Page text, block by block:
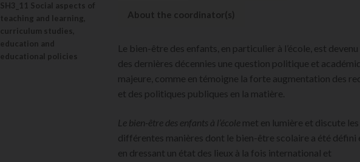
SH3_11 Social aspects of
teaching and learning,
curriculum studies,
education and
educational policies
About the coordinator(s)
Le bien-être des enfants, en particulier à l’école, est
des dernières décennies une question politique et
majeure, comme en témoigne la forte augmentation des
et des politiques publiques en la matière.
Le bien-être des enfants à l’écolemet en lumière et discute les
différentes manières dont le bien-être scolaire a été défini
en dressant un état des lieux à la fois international et